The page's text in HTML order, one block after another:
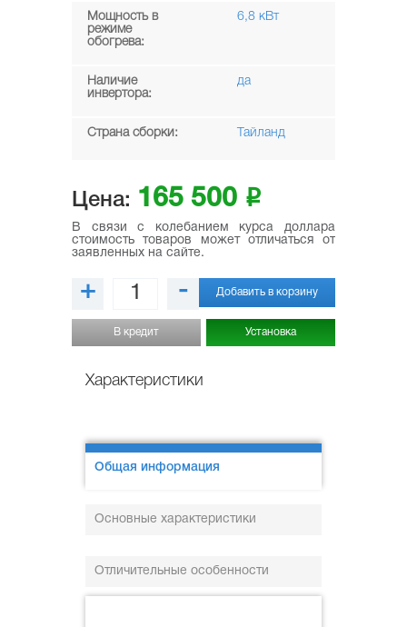
Мощность в
режиме
обогрева:
6,8 кВт
Наличие
инвертора:
да
Страна сборки: Тайланд
Цена: 165 500 i
В связи с колебанием курса доллара
стоимость товаров может отличаться от
заявленных на сайте.
+ - Добавить в корзину
В кредит Установка
Характеристики
Общая информация
Основные характеристики
Отличительные особенности